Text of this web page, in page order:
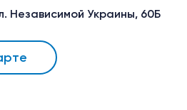
Независимой Украины, 60Б